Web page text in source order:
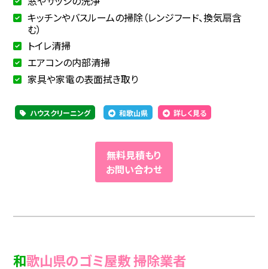
キッチンやバスルームの掃除（レンジフード、換気扇含
む）
トイレ清掃
エアコンの内部清掃
家具や家電の表面拭き取り
ハウスクリーニング 和歌山県 詳しく見る
無料見積もり
お問い合わせ
和歌山県のゴミ屋敷 掃除業者